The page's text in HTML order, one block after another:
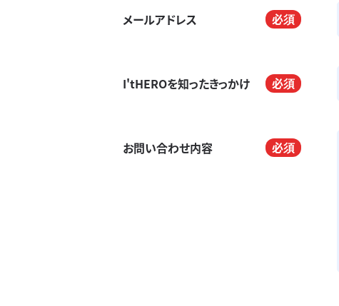
メールアドレス
I'tHEROを知ったきっかけ
お問い合わせ内容